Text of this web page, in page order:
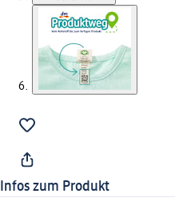
Infos zum Produkt